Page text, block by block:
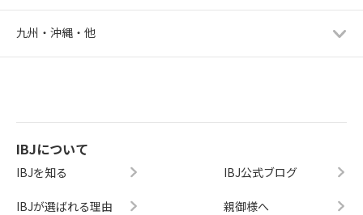
九州・沖縄・他
IBJについて
IBJを知る
IBJが選ばれる理由
IBJ公式ブログ
親御様へ